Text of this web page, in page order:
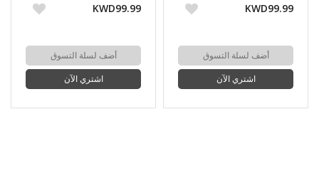
KWD99.99
أضف لسلة التسوق
اشتري الآن
KWD99.99
أضف لسلة التسوق
اشتري الآن